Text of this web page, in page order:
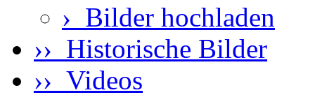
› Bilder hochladen
›› Historische Bilder
›› Videos